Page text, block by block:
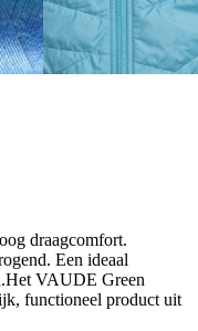
draagcomfort.
Een ideaal
VAUDE Green
functioneel product uit